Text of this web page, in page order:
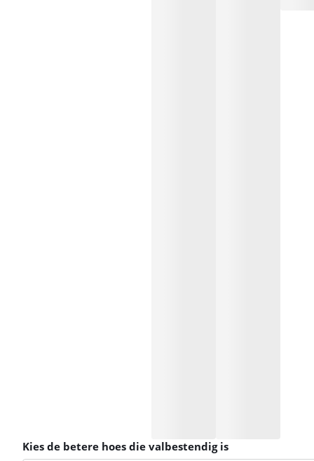
Kies de betere hoes die valbestendig is